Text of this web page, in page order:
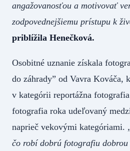
angažovanosťou a motivovať
zodpovednejšiemu prístupu k
priblížila Henečková.
Osobitné uznanie získala
do záhrady” od Vavra Kováča,
v kategórii reportážna
fotografia roka udeľovaný
naprieč vekovými kategóriami.
čo robí dobrú fotografiu